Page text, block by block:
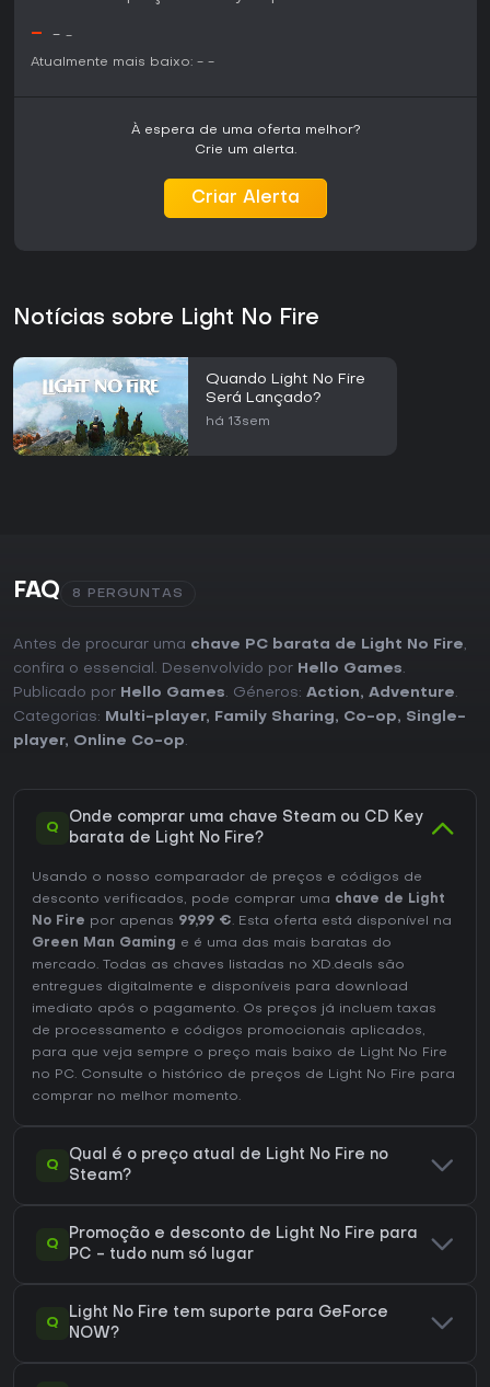
- - -
Atualmente mais baixo: - -
À espera de uma oferta melhor?
Crie um alerta.
Criar Alerta
Notícias sobre Light No Fire
Quando Light No Fire
Será Lançado?
há 13sem
FAQ 8 PERGUNTAS
Antes de procurar uma chave PC barata de Light No Fire,
confira o essencial. Desenvolvido por Hello Games.
Publicado por Hello Games. Géneros: Action, Adventure.
Categorias:
Multi-player, Family Sharing, Co-op, Single-
player, Online Co-op.
Q
Onde comprar uma chave Steam ou CD Key
barata de Light No Fire?
Usando o nosso comparador de preços e códigos de
desconto verificados, pode comprar uma chave de Light
No Fire por apenas 99,99 €. Esta oferta está disponível na
Green Man Gaming
e é uma das mais baratas do
mercado. Todas as chaves listadas no XD.deals são
entregues digitalmente e disponíveis para download
imediato após o pagamento. Os preços já incluem taxas
de processamento e códigos promocionais aplicados,
para que veja sempre o preço mais baixo de Light No Fire
no PC. Consulte o histórico de preços de Light No Fire para
comprar no melhor momento.
Q
Qual é o preço atual de Light No Fire no
Steam?
Q
Promoção e desconto de Light No Fire para
PC - tudo num só lugar
Q
Light No Fire tem suporte para GeForce
NOW?